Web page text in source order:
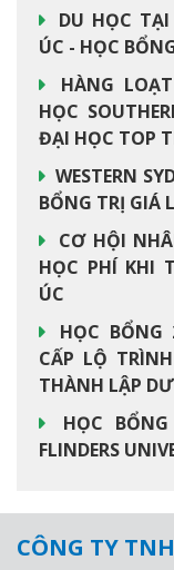
DU HỌC TẠI
ÚC - HỌC
HÀNG
HỌC
ĐẠI HỌC TOP
WESTERN
BỔNG TRỊ GIÁ
CƠ HỘI
HỌC PHÍ KHI
ÚC
HỌC BỔNG
CẤP LỘ
THÀNH LẬP
HỌC
FLINDERS
CÔNG TY